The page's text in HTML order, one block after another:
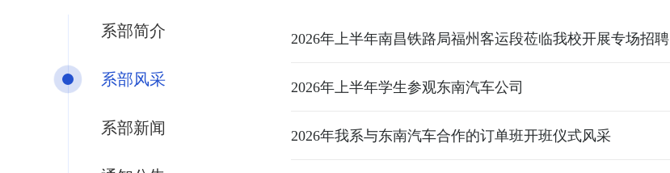
系部简介
系部风采
系部新闻
2026年上半年南昌铁路局福州客运段莅临我校开展专场招聘
2026年上半年学生参观东南汽车公司
2026年我系与东南汽车合作的订单班开班仪式风采